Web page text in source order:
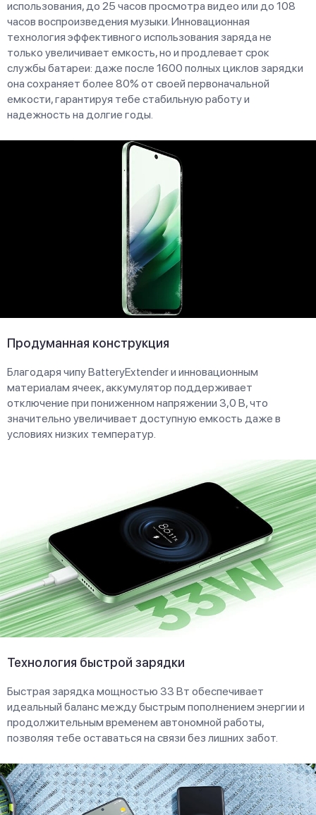
использования, до 25 часов просмотра видео или до 108
часов воспроизведения музыки. Инновационная
технология эффективного использования заряда не
только увеличивает емкость, но и продлевает срок
службы батареи: даже после 1600 полных циклов зарядки
она сохраняет более 80% от своей первоначальной
емкости, гарантируя тебе стабильную работу и
надежность на долгие годы.
Продуманная конструкция
Благодаря чипу BatteryExtender и инновационным
материалам ячеек, аккумулятор поддерживает
отключение при пониженном напряжении 3,0 В, что
значительно увеличивает доступную емкость даже в
условиях низких температур.
Технология быстрой зарядки
Быстрая зарядка мощностью 33 Вт обеспечивает
идеальный баланс между быстрым пополнением энергии и
продолжительным временем автономной работы,
позволяя тебе оставаться на связи без лишних забот.